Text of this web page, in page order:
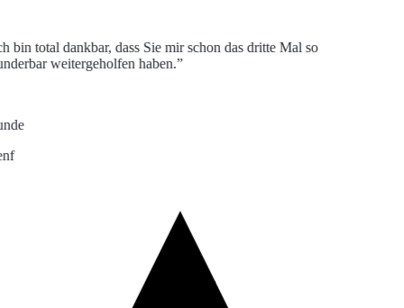
bin total dankbar, dass Sie mir schon das dritte Mal so
weitergeholfen haben.”